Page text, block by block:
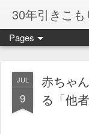
30年引きこ
Pages
JUL
9
赤ちゃ
る「他